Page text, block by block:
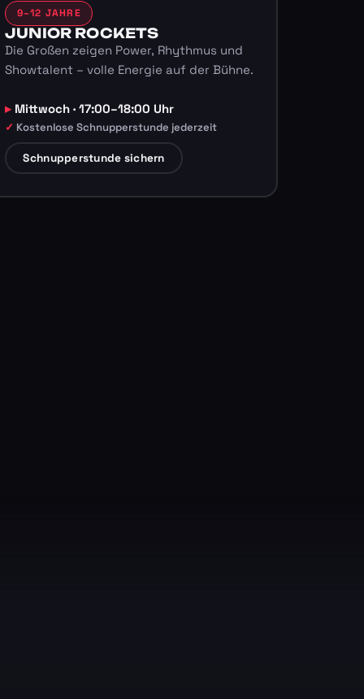
9–12 JAHRE
JUNIOR ROCKETS
Die Großen zeigen Power, Rhythmus und
Showtalent – volle Energie auf der Bühne.
Mittwoch · 17:00–18:00 Uhr
Kostenlose Schnupperstunde jederzeit
Schnupperstunde sichern